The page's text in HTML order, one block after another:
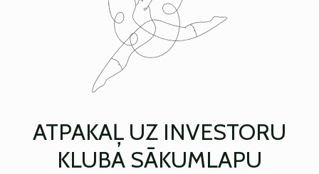
ATPAKAĻ UZ INVESTORU
KLUBA SĀKUMLAPU